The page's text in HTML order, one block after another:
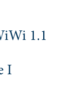
1.1
I